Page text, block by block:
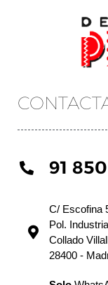
91
C/ Escofina
Pol.
Collado
28400 -